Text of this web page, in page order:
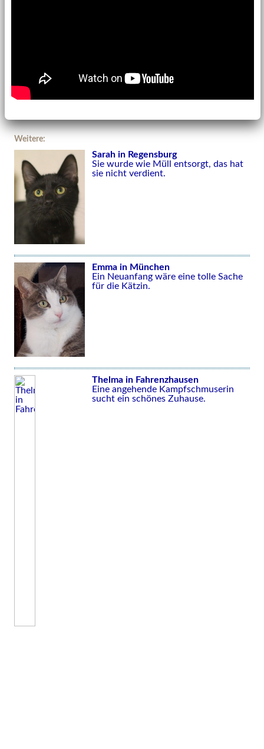
Weitere:
Sarah in Regensburg
Sie wurde wie Müll entsorgt, das hat
sie nicht verdient.
Emma in München
Ein Neuanfang wäre eine tolle Sache
für die Kätzin.
Thelma in Fahrenzhausen
Eine angehende Kampfschmuserin
sucht ein schönes Zuhause.